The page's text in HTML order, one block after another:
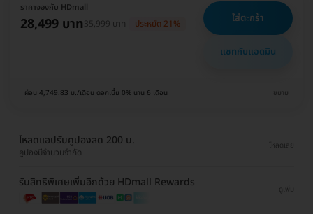
ราคาจองกับ HDmall
28,499 บาท35,999 บาท ประหยัด 21% ใส่ตะกร้า
แชทกับแอดมิน
ผ่อน 4,749.83 บ./เดือน ดอกเบี้ย 0% นาน 6 เดือน ขยาย
โหลดแอปรับคูปองลด 200 บ.
คูปองมีจำนวนจำกัด
โหลดเลย
รับสิทธิพิเศษเพิ่มอีกด้วย HDmall Rewards
ดูเพิ่ม